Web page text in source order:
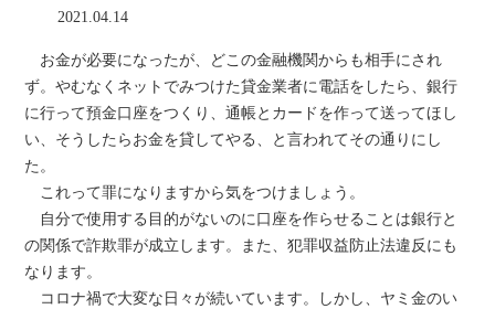
2021.04.14
お金が必要になったが、どこの金融機関からも相手にされ
ず。やむなくネットでみつけた貸金業者に電話をしたら、銀行
に行って預金口座をつくり、通帳とカードを作って送ってほし
い、そうしたらお金を貸してやる、と言われてその通りにし
た。
これって罪になりますから気をつけましょう。
自分で使用する目的がないのに口座を作らせることは銀行と
の関係で詐欺罪が成立します。また、犯罪収益防止法違反にも
なります。
コロナ禍で大変な日々が続いています。しかし、ヤミ金のい